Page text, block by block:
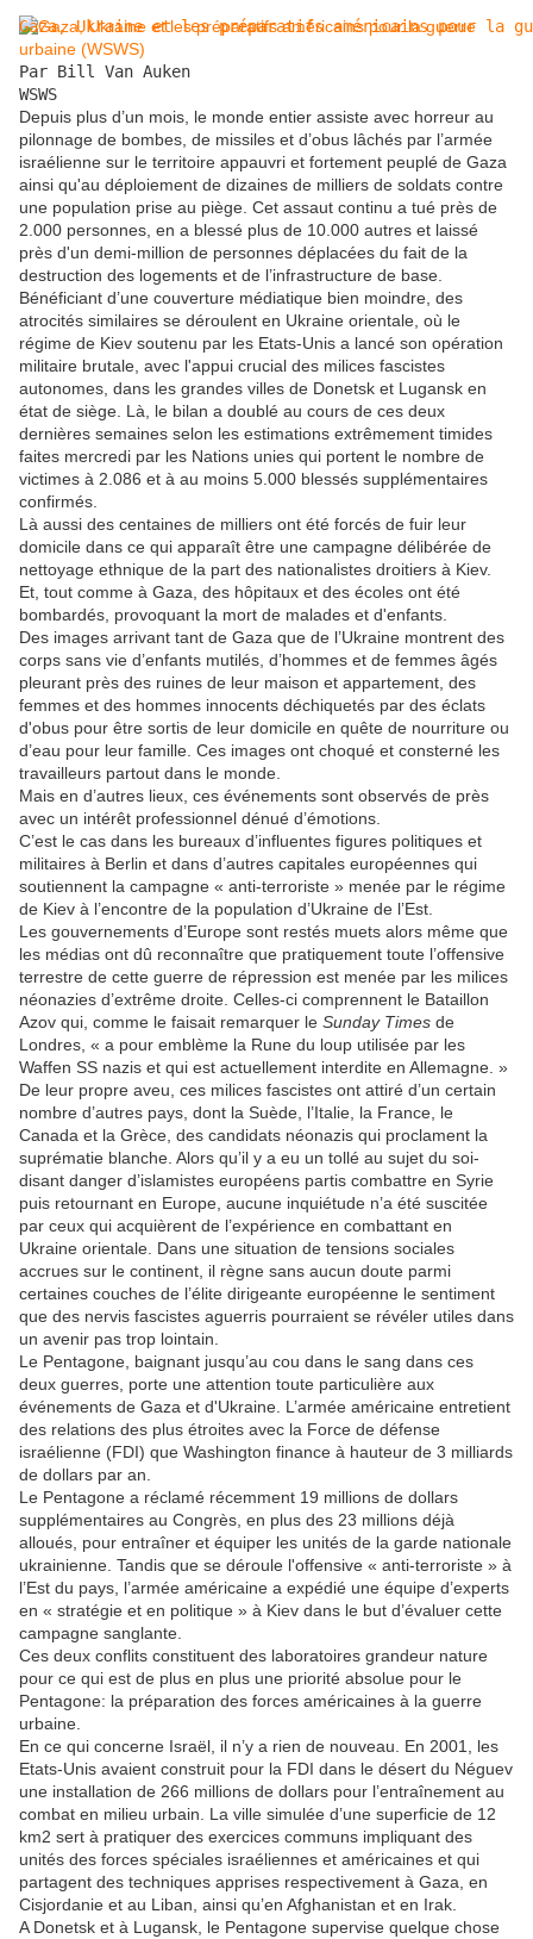
Gaza, Ukraine et les préparatifs américains pour la
Par Bill Van Auken
WSWS
Depuis plus d’un mois, le monde entier assiste avec horreur au
pilonnage de bombes, de missiles et d’obus lâchés par l’armée
israélienne sur le territoire appauvri et fortement peuplé de Gaza
ainsi qu'au déploiement de dizaines de milliers de soldats contre
une population prise au piège. Cet assaut continu a tué près de
2.000 personnes, en a blessé plus de 10.000 autres et laissé
près d'un demi-million de personnes déplacées du fait de la
destruction des logements et de l’infrastructure de base.
Bénéficiant d’une couverture médiatique bien moindre, des
atrocités similaires se déroulent en Ukraine orientale, où le
régime de Kiev soutenu par les Etats-Unis a lancé son opération
militaire brutale, avec l'appui crucial des milices fascistes
autonomes, dans les grandes villes de Donetsk et Lugansk en
état de siège. Là, le bilan a doublé au cours de ces deux
dernières semaines selon les estimations extrêmement timides
faites mercredi par les Nations unies qui portent le nombre de
victimes à 2.086 et à au moins 5.000 blessés supplémentaires
confirmés.
Là aussi des centaines de milliers ont été forcés de fuir leur
domicile dans ce qui apparaît être une campagne délibérée de
nettoyage ethnique de la part des nationalistes droitiers à Kiev.
Et, tout comme à Gaza, des hôpitaux et des écoles ont été
bombardés, provoquant la mort de malades et d'enfants.
Des images arrivant tant de Gaza que de l’Ukraine montrent des
corps sans vie d’enfants mutilés, d’hommes et de femmes âgés
pleurant près des ruines de leur maison et appartement, des
femmes et des hommes innocents déchiquetés par des éclats
d'obus pour être sortis de leur domicile en quête de nourriture ou
d’eau pour leur famille. Ces images ont choqué et consterné les
travailleurs partout dans le monde.
Mais en d’autres lieux, ces événements sont observés de près
avec un intérêt professionnel dénué d’émotions.
C’est le cas dans les bureaux d’influentes figures politiques et
militaires à Berlin et dans d’autres capitales européennes qui
soutiennent la campagne « anti-terroriste » menée par le régime
de Kiev à l’encontre de la population d’Ukraine de l’Est.
Les gouvernements d’Europe sont restés muets alors même que
les médias ont dû reconnaître que pratiquement toute l’offensive
terrestre de cette guerre de répression est menée par les milices
néonazies d’extrême droite. Celles-ci comprennent le Bataillon
Azov qui, comme le faisait remarquer le Sunday Times de
Londres, « a pour emblème la Rune du loup utilisée par les
Waffen SS nazis et qui est actuellement interdite en Allemagne. »
De leur propre aveu, ces milices fascistes ont attiré d’un certain
nombre d’autres pays, dont la Suède, l’Italie, la France, le
Canada et la Grèce, des candidats néonazis qui proclament la
suprématie blanche. Alors qu’il y a eu un tollé au sujet du soi-
disant danger d’islamistes européens partis combattre en Syrie
puis retournant en Europe, aucune inquiétude n’a été suscitée
par ceux qui acquièrent de l’expérience en combattant en
Ukraine orientale. Dans une situation de tensions sociales
accrues sur le continent, il règne sans aucun doute parmi
certaines couches de l’élite dirigeante européenne le sentiment
que des nervis fascistes aguerris pourraient se révéler utiles dans
un avenir pas trop lointain.
Le Pentagone, baignant jusqu’au cou dans le sang dans ces
deux guerres, porte une attention toute particulière aux
événements de Gaza et d'Ukraine. L’armée américaine entretient
des relations des plus étroites avec la Force de défense
israélienne (FDI) que Washington finance à hauteur de 3 milliards
de dollars par an.
Le Pentagone a réclamé récemment 19 millions de dollars
supplémentaires au Congrès, en plus des 23 millions déjà
alloués, pour entraîner et équiper les unités de la garde nationale
ukrainienne. Tandis que se déroule l'offensive « anti-terroriste » à
l’Est du pays, l’armée américaine a expédié une équipe d’experts
en « stratégie et en politique » à Kiev dans le but d’évaluer cette
campagne sanglante.
Ces deux conflits constituent des laboratoires grandeur nature
pour ce qui est de plus en plus une priorité absolue pour le
Pentagone: la préparation des forces américaines à la guerre
urbaine.
En ce qui concerne Israël, il n’y a rien de nouveau. En 2001, les
Etats-Unis avaient construit pour la FDI dans le désert du Néguev
une installation de 266 millions de dollars pour l’entraînement au
combat en milieu urbain. La ville simulée d’une superficie de 12
km2 sert à pratiquer des exercices communs impliquant des
unités des forces spéciales israéliennes et américaines et qui
partagent des techniques apprises respectivement à Gaza, en
Cisjordanie et au Liban, ainsi qu’en Afghanistan et en Irak.
A Donetsk et à Lugansk, le Pentagone supervise quelque chose